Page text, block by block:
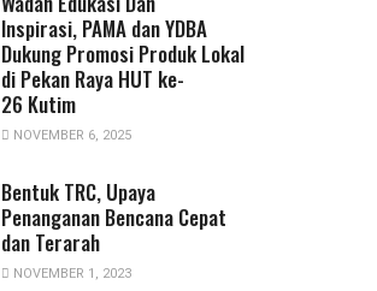
Inspirasi, PAMA dan YDBA
Dukung Promosi Produk Lokal
di Pekan Raya HUT ke-
26 Kutim
NOVEMBER 6, 2025
Bentuk TRC, Upaya
Penanganan Bencana Cepat
dan Terarah
NOVEMBER 1, 2023